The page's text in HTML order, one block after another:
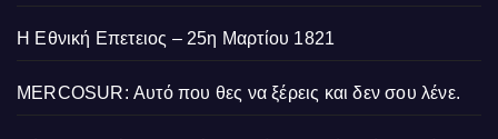
Η Εθνική Επετειος – 25η Μαρτίου 1821
MERCOSUR: Αυτό που θες να ξέρεις και δεν σου λένε.